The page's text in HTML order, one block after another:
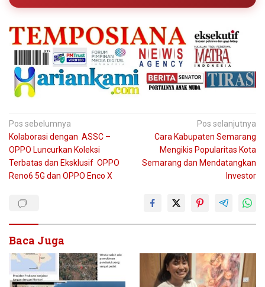
Navigasi
pos
Pos sebelumnya
Kolaborasi dengan ASSC –
OPPO Luncurkan Koleksi
Terbatas dan Eksklusif OPPO
Reno6 5G dan OPPO Enco X
Pos selanjutnya
Cara Kabupaten Semarang
Mengikis Popularitas Kota
Semarang dan Mendatangkan
Investor
Baca Juga